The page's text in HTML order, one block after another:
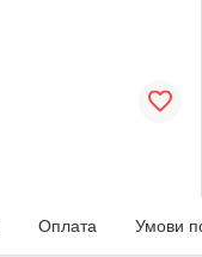
Оплата Умови